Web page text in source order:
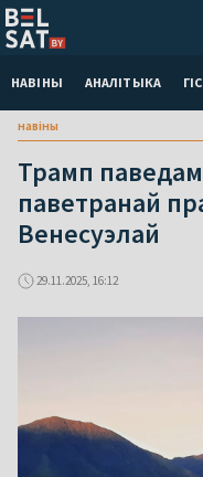
НАВІНЫ АНАЛІТЫКА
навіны
Трамп
паветранай
Венесуэлай
29.11.2025, 16:12